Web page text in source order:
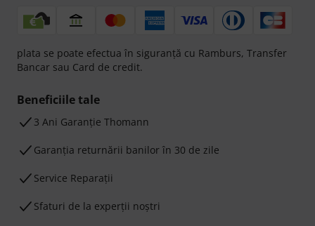
plata se poate efectua în siguranță cu Ramburs, Transfer
Bancar sau Card de credit.
Beneficiile tale
3 Ani Garanție Thomann
Garanţia returnării banilor în 30 de zile
Service Reparații
Sfaturi de la experții noștri